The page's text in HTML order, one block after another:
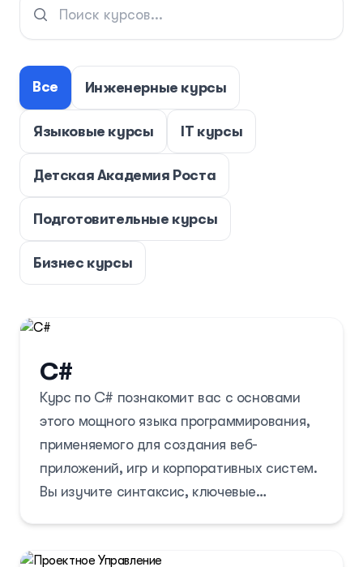
Все Инженерные курсы
Языковые курсы IT курсы
Детская Академия Роста
Подготовительные курсы
Бизнес курсы
C#
Курс по C# познакомит вас с основами
этого мощного языка программирования,
применяемого для создания веб-
приложений, игр и корпоративных систем.
Вы изучите синтаксис, ключевые